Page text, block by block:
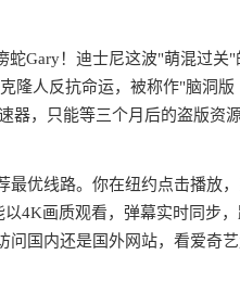
蛇Gary！迪士尼这波"萌混过关
隆人反抗命运，被称作"脑洞
器，只能等三个月后的盗版资
优线路。你在纽约点击播放
4K画质观看，弹幕实时同步
国内还是国外网站，看爱奇